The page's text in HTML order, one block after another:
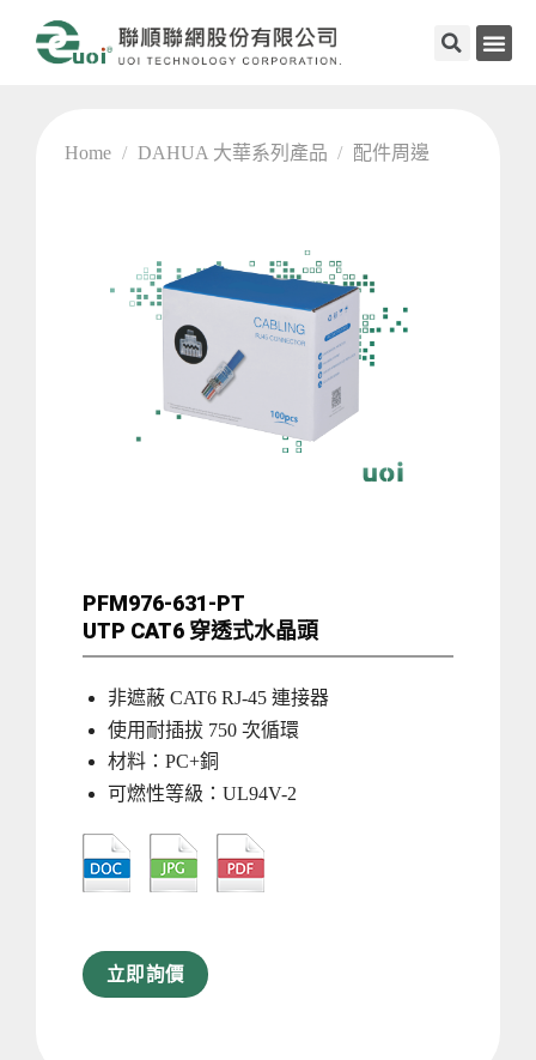
Home / DAHUA 大華系列產品 / 配件周邊
PFM976-631-PT
UTP CAT6 穿透式水晶頭
非遮蔽 CAT6 RJ-45 連接器
使用耐插拔 750 次循環
材料：PC+銅
可燃性等級：UL94V-2
立即詢價